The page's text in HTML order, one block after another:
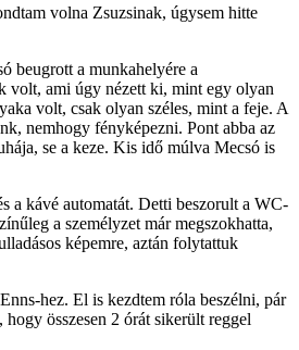
volna Zsuzsinak, úgysem hitte
beugrott a munkahelyére a
volt, ami úgy nézett ki, mint egy olyan
volt, csak olyan széles, mint a feje. A
nemhogy fényképezni. Pont abba az
se a keze. Kis idő múlva Mecsó is
a kávé automatát. Detti beszorult a WC-
a személyzet már megszokhatta,
képemre, aztán folytattuk
hez. El is kezdtem róla beszélni, pár
összesen 2 órát sikerült reggel